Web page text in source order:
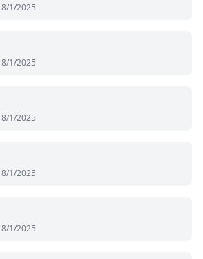
8/1/2025
8/1/2025
8/1/2025
8/1/2025
8/1/2025